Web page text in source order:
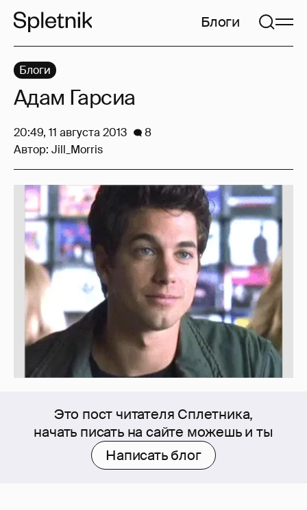
Блоги
Это пост читателя Сплетника,
начать писать на сайте можешь и ты
Написать блог
Блоги
Адам Гарсиа
20:49, 11 августа 2013
8
Автор: Jill_Morris